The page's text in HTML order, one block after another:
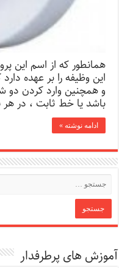
همانطور که از اسم این
این وظیفه را بر عهده
و همچنین وارد کردن دو
باشد یا خط ثابت ، در
ادامه نوشته »
آموزش های پرطرفدار